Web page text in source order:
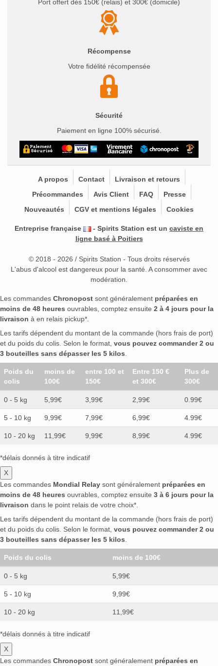
Port offert dès 150€ (relais) et 300€ (domicile)
Récompense
Votre fidélité récompensée
Sécurité
Paiement en ligne 100% sécurisé.
A propos Contact
Livraison et retours
Précommandes
Avis Client FAQ
Presse
Nouveautés
CGV et mentions légales Cookies
Entreprise française - Spirits Station est un caviste en
ligne basé à Poitiers
© 2018 - 2026 / Spirits Station - Tous droits réservés
L'abus d'alcool est dangereux pour la santé. A consommer avec
modération.
Les commandes Chronopost sont généralement préparées en
moins de 48 heures ouvrables, comptez ensuite 2 à 4 jours pour la
livraison à en relais pickup*.
Les tarifs dépendent du montant de la commande (hors frais de port)
et du poids du colis. Selon le format, vous pouvez commander 2 ou
3 bouteilles sans dépasser les 5 kilos
Poids du
colis
moins de
100€
entre 100 et
150€
Entre 150 €
et 300€
Plus de
300€
0 - 5 kg 5,99€ 3,99€ 2,99€ 0.99€
5 - 10 kg 9,99€ 7,99€ 6,99€ 4.99€
10 - 20 kg 11,99€ 9,99€ 8,99€ 4.99€
*délais donnés à titre indicatif
X
Les commandes Mondial Relay sont généralement préparées en
moins de 48 heures ouvrables, comptez ensuite 3 à 6 jours pour la
livraison dans le point relais de votre choix*.
Les tarifs dépendent du montant de la commande (hors frais de port)
et du poids du colis. Selon le format, vous pouvez commander 2 ou
3 bouteilles sans dépasser les 5 kilos
Poids du colis moins de 100€
0 - 5 kg 5,99€
5 - 10 kg 9,99€
10 - 20 kg 11,99€
*délais donnés à titre indicatif
X
Les commandes Chronopost sont généralement préparées en